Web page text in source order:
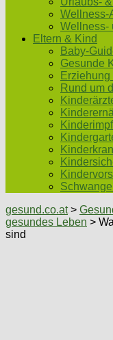
Wellness-
Wellness-
Eltern & Kind
Baby-
Gesunde
Rund um
gesund.co.at>
gesundes Leben >
sind